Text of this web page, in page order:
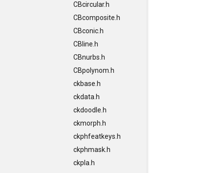
CBcircular.h
CBcomposite.h
CBconic.h
CBline.h
CBnurbs.h
CBpolynom.h
ckbase.h
ckdata.h
ckdoodle.h
ckmorph.h
ckphfeatkeys.h
ckphmask.h
ckpla.h